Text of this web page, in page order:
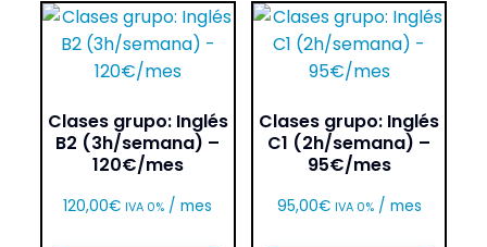
Clases grupo: Inglés
B2 (3h/semana) –
120€/mes
120,00€ IVA 0% / mes
Clases grupo: Inglés
C1 (2h/semana) –
95€/mes
95,00€ IVA 0% / mes